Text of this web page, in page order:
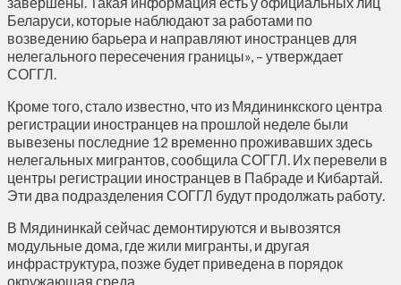
Беларуси, которые наблюдают за работами по
возведению барьера и направляют иностранцев для
нелегального пересечения границы», – утверждает
СОГГЛ.
Кроме того, стало известно, что из Мядининкского центра
регистрации иностранцев на прошлой неделе были
вывезены последние 12 временно проживавших здесь
нелегальных мигрантов, сообщила СОГГЛ. Их перевели в
центры регистрации иностранцев в Пабраде и Кибартай.
Эти два подразделения СОГГЛ будут продолжать работу.
В Мядининкай сейчас демонтируются и вывозятся
модульные дома, где жили мигранты, и другая
инфраструктура, позже будет приведена в порядок
окружающая среда.